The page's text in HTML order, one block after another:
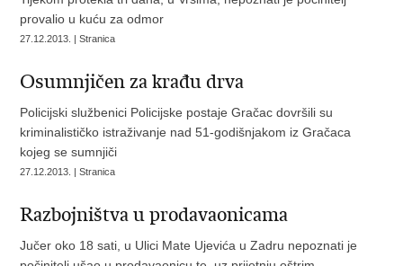
provalio u kuću za odmor
27.12.2013. | Stranica
Osumnjičen za krađu drva
Policijski službenici Policijske postaje Gračac dovršili su
kriminalističko istraživanje nad 51-godišnjakom iz Gračaca
kojeg se sumnjiči
27.12.2013. | Stranica
Razbojništva u prodavaonicama
Jučer oko 18 sati, u Ulici Mate Ujevića u Zadru nepoznati je